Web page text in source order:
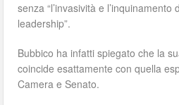
senza “l’invasività e
leadership”.
Bubbico ha infatti spiegato che la
coincide esattamente con quella
Camera e Senato.